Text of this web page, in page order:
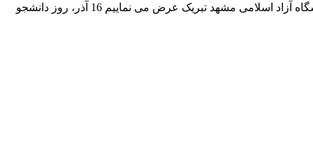
16 آذر، روز دانشجو را به دانشجویان عزیز دانشگاه آزاد اسلامی مشهد تبریک عرض می نماییم 16 آذر، روز دانشجو را به دانشجویان عزیز دانشگاه آزاد اسلامی مشهد تبریک عرض می نماییم 16 آذر، روز دانشجو